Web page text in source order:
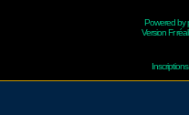
Powered by
Version Fr